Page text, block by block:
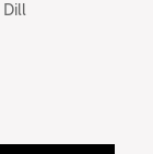
Dill